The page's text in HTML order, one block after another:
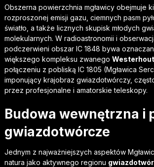
Obszerna powierzchnia mgławicy obejmuje
rozproszonej emisji gazu, ciemnych pasm
światło, a także licznych skupisk młodych
molekularnych. W radioastronomii i
podczerwieni obszar IC 1848 bywa
większego kompleksu zwanego
połączeniu z pobliską IC 1805 (Mgławica
imponujący krajobraz gwiazdotwórczy,
przez profesjonalne i amatorskie teleskopy.
Budowa wewnętrzna i
gwiazdotwórcze
Jednym z najważniejszych aspektów
natura jako aktywnego regionu